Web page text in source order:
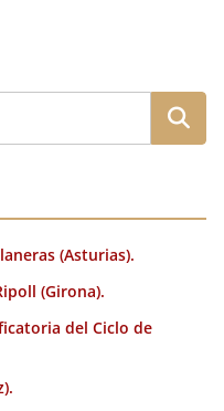
(Asturias).
(Girona).
del Ciclo de